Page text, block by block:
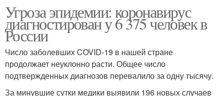
Угроза эпидемии: коронавирус
диагностирован у 6 375 человек в
России
Число заболевших COVID-19 в нашей стране
продолжает неуклонно расти. Общее число
подтвержденных диагнозов перевалило за одну тысячу.
За минувшие сутки медики выявили 196 новых случаев